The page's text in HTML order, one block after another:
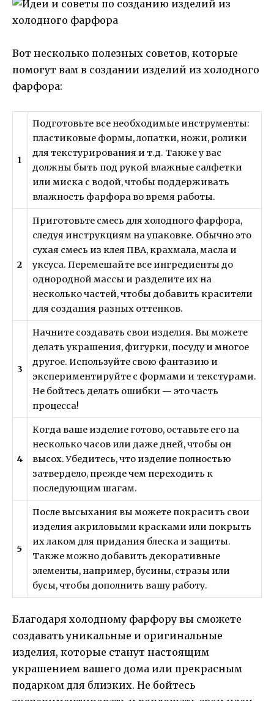
Вот несколько полезных советов, которые
помогут вам в создании изделий из холодного
фарфора:
1
Подготовьте все необходимые инструменты:
пластиковые формы, лопатки, ножи, ролики
для текстурирования и т.д. Также у вас
должны быть под рукой влажные салфетки
или миска с водой, чтобы поддерживать
влажность фарфора во время работы.
2
Приготовьте смесь для холодного фарфора,
следуя инструкциям на упаковке. Обычно это
сухая смесь из клея ПВА, крахмала, масла и
уксуса. Перемешайте все ингредиенты до
однородной массы и разделите их на
несколько частей, чтобы добавить красители
для создания разных оттенков.
3
Начните создавать свои изделия. Вы можете
делать украшения, фигурки, посуду и многое
другое. Используйте свою фантазию и
экспериментируйте с формами и текстурами.
Не бойтесь делать ошибки — это часть
процесса!
4
Когда ваше изделие готово, оставьте его на
несколько часов или даже дней, чтобы он
высох. Убедитесь, что изделие полностью
затвердело, прежде чем переходить к
последующим шагам.
5
После высыхания вы можете покрасить свои
изделия акриловыми красками или покрыть
их лаком для придания блеска и защиты.
Также можно добавить декоративные
элементы, например, бусины, стразы или
бусы, чтобы дополнить вашу работу.
Благодаря холодному фарфору вы сможете
создавать уникальные и оригинальные
изделия, которые станут настоящим
украшением вашего дома или прекрасным
подарком для близких. Не бойтесь